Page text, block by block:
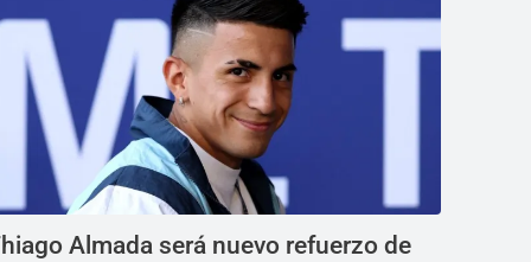
Almada será nuevo refuerzo de